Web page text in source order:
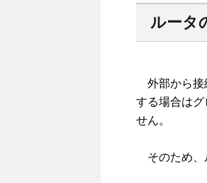
ルータ
外部から接
する場合は
せん。
そのため、